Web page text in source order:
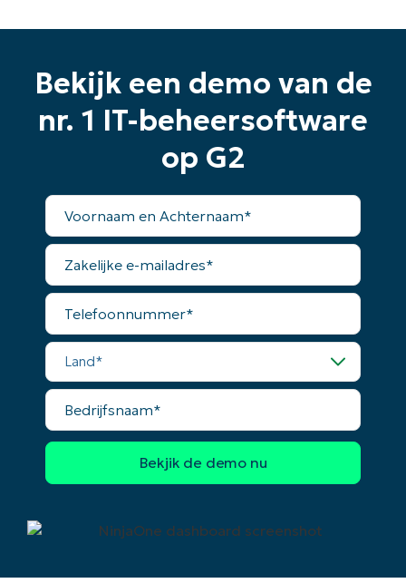
Bekijk een demo van de
nr. 1 IT-beheersoftware
op G2
Voornaam
Achternaam*
Zakelijke
mailadres*
Telefoonnummer*
Land*
Bedrijfsnaam*
Begin uw proefperiode van 14
Geen creditcard nodig, volledige toegang tot alle
functies
and
number*
Land
Company
name*